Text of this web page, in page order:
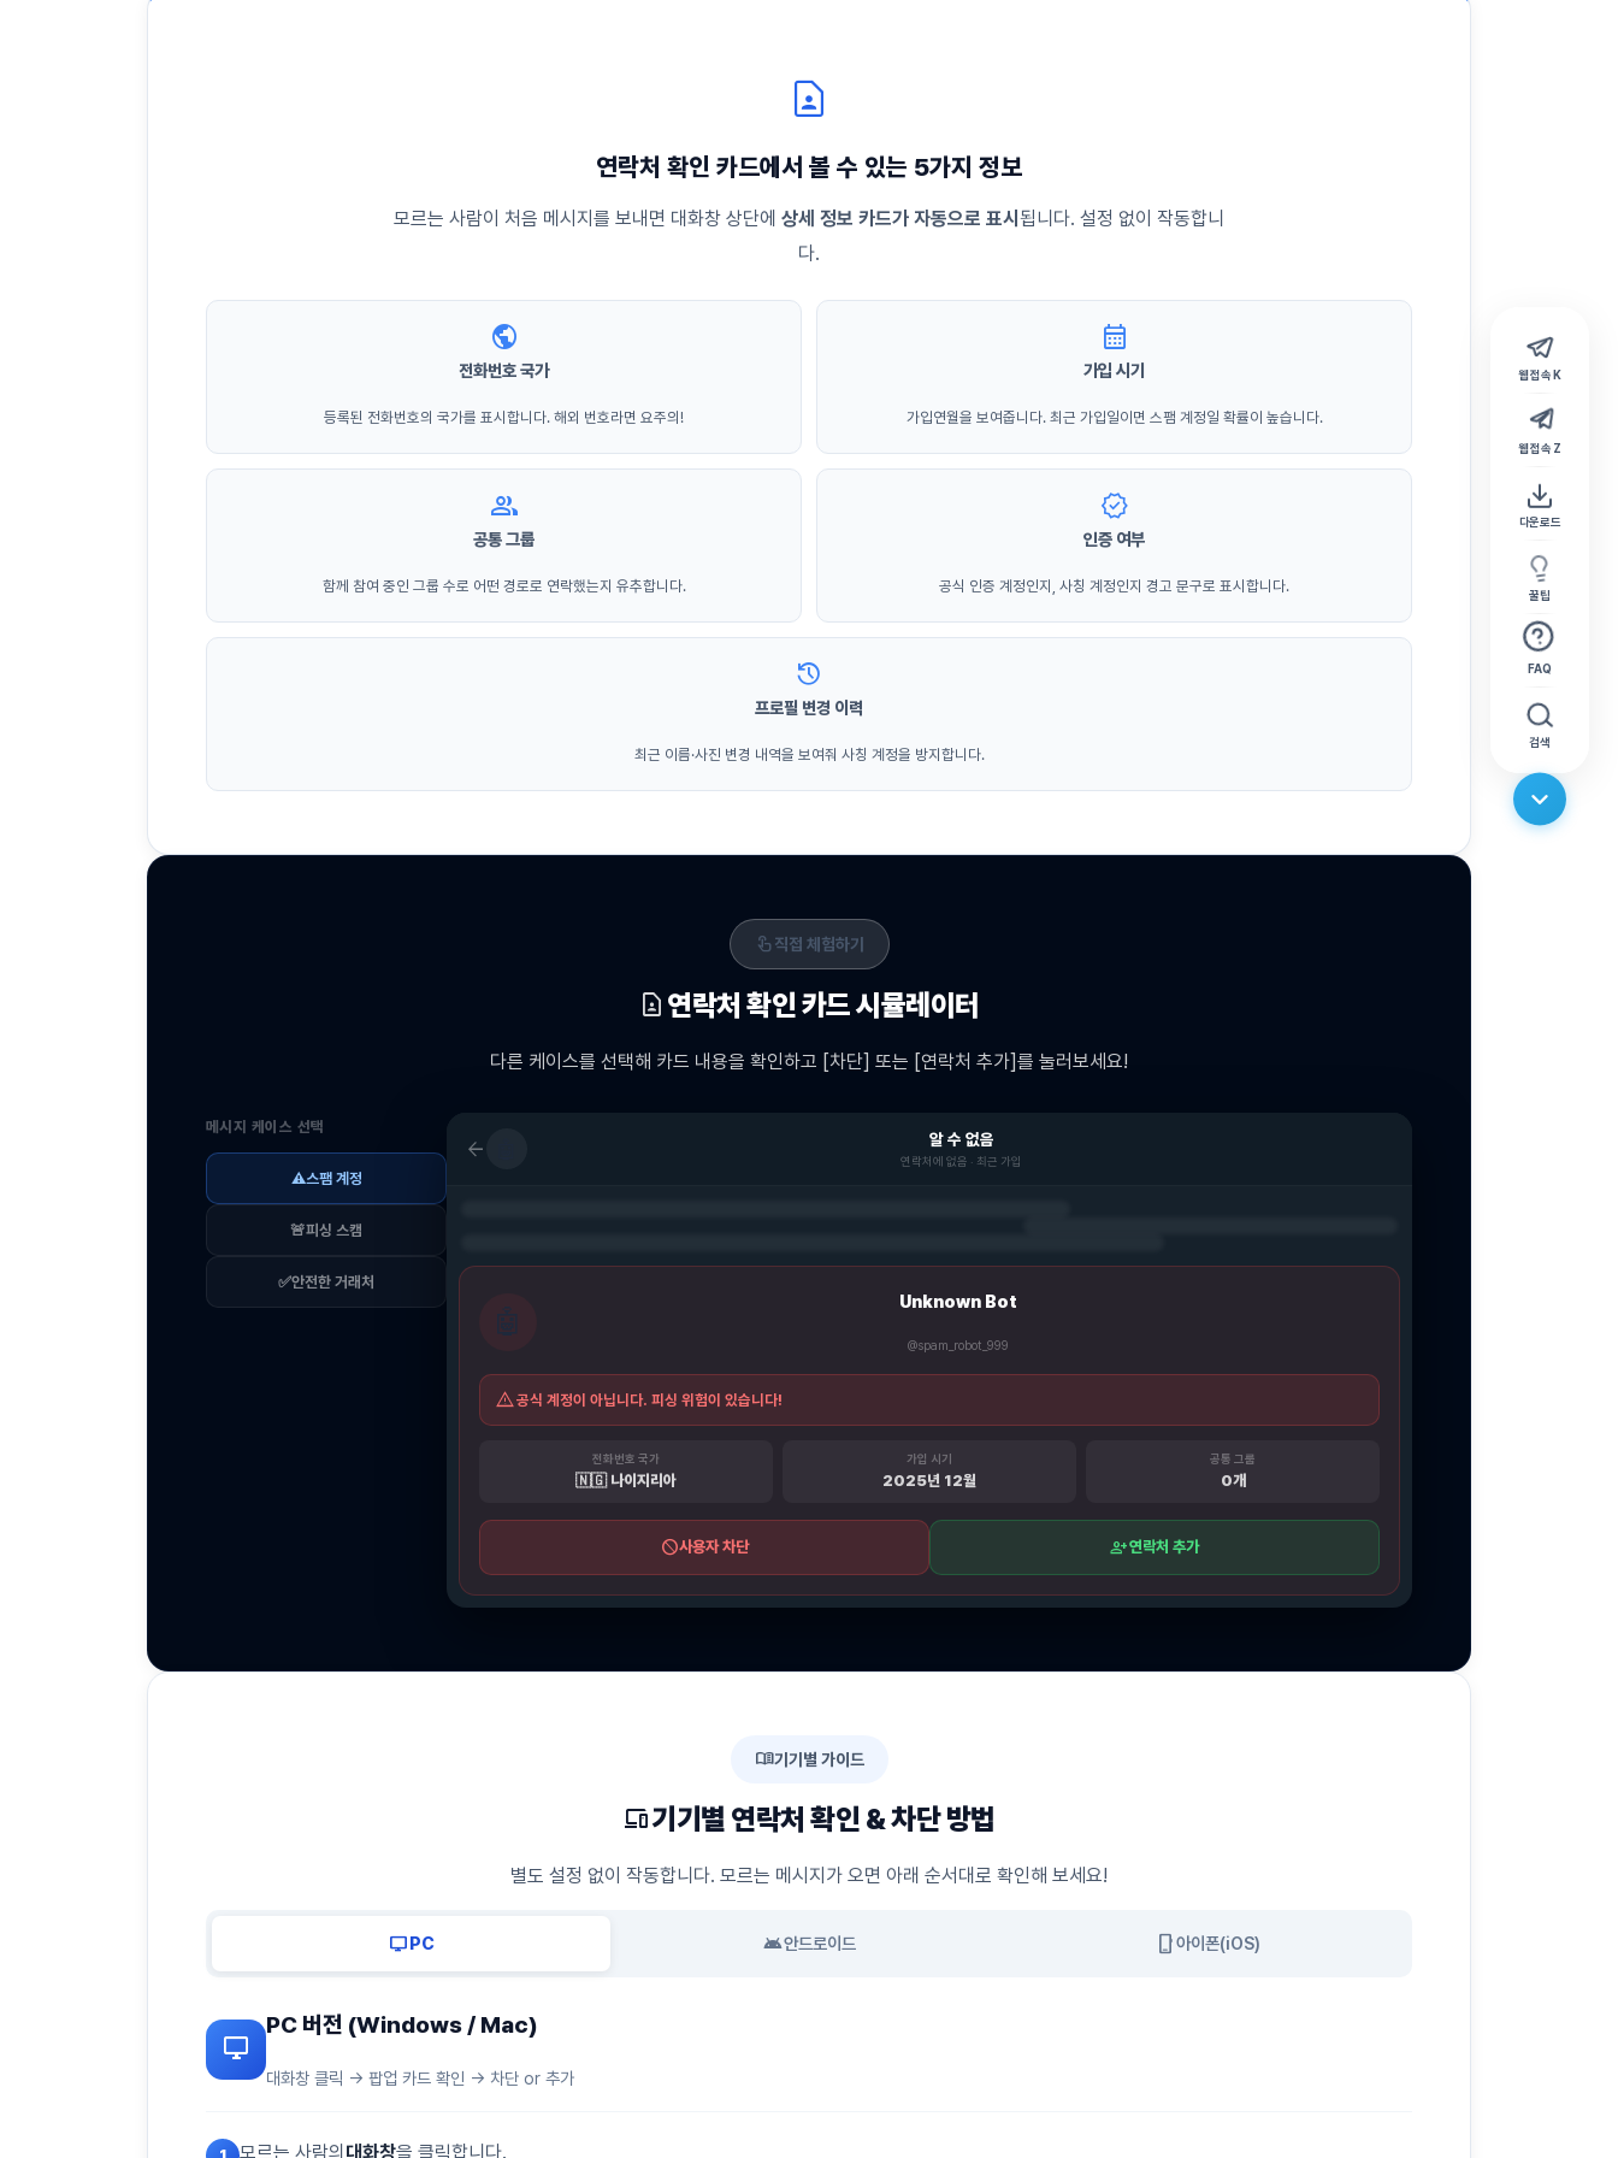
웹 접속 K
웹 접속 Z
다운로드
꿀팁
FAQ
검색
contact_page
연락처 확인 카드에서 볼 수 있는 5가지 정보
모르는 사람이 처음 메시지를 보내면 대화창 상단에 상세 정보 카드가 자동으로 표시 됩니다. 설정 없이 작동합니
다.
public
전화번호 국가
등록된 전화번호의 국가를 표시합니다. 해외 번호라면 요주의!
calendar_month
가입 시기
가입연월을 보여줍니다. 최근 가입일이면 스팸 계정일 확률이 높습니다.
group
공통 그룹
함께 참여 중인 그룹 수로 어떤 경로로 연락했는지 유추합니다.
verified
인증 여부
공식 인증 계정인지, 사칭 계정인지 경고 문구로 표시합니다.
history
프로필 변경 이력
최근 이름·사진 변경 내역을 보여줘 사칭 계정을 방지합니다.
touch_app직접 체험하기
contact_page 연락처 확인 카드 시뮬레이터
다른 케이스를 선택해 카드 내용을 확인하고 [차단] 또는 [연락처 추가]를 눌러보세요!
메시지 케이스 선택
⚠️스팸 계정
🚨피싱 스캠
✅안전한 거래처
arrow_back 알 수 없음
연락처에 없음 · 최근 가입
🤖
Unknown Bot
@spam_robot_999
warning공식 계정이 아닙니다. 피싱 위험이 있습니다!
전화번호 국가
🇳🇬 나이지리아
가입 시기
2025년 12월
공통 그룹
0개
block사용자 차단 person_add연락처 추가
menu_book기기별 가이드
devices기기별 연락처 확인 & 차단 방법
별도 설정 없이 작동합니다. 모르는 메시지가 오면 아래 순서대로 확인해 보세요!
desktop_windowsPC android안드로이드 phone_iphone아이폰(iOS)
desktop_windows
PC 버전 (Windows / Mac)
대화창 클릭 → 팝업 카드 확인 → 차단 or 추가
모르는 사람의 대화창을 클릭합니다.